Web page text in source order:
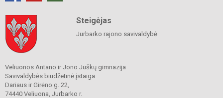
Steigėjas
Jurbarko rajono savivaldybė
Veliuonos Antano ir Jono Juškų gimnazija
Savivaldybės biudžetinė įstaiga
Dariaus ir Girėno g. 22,
74440 Veliuona, Jurbarko r.